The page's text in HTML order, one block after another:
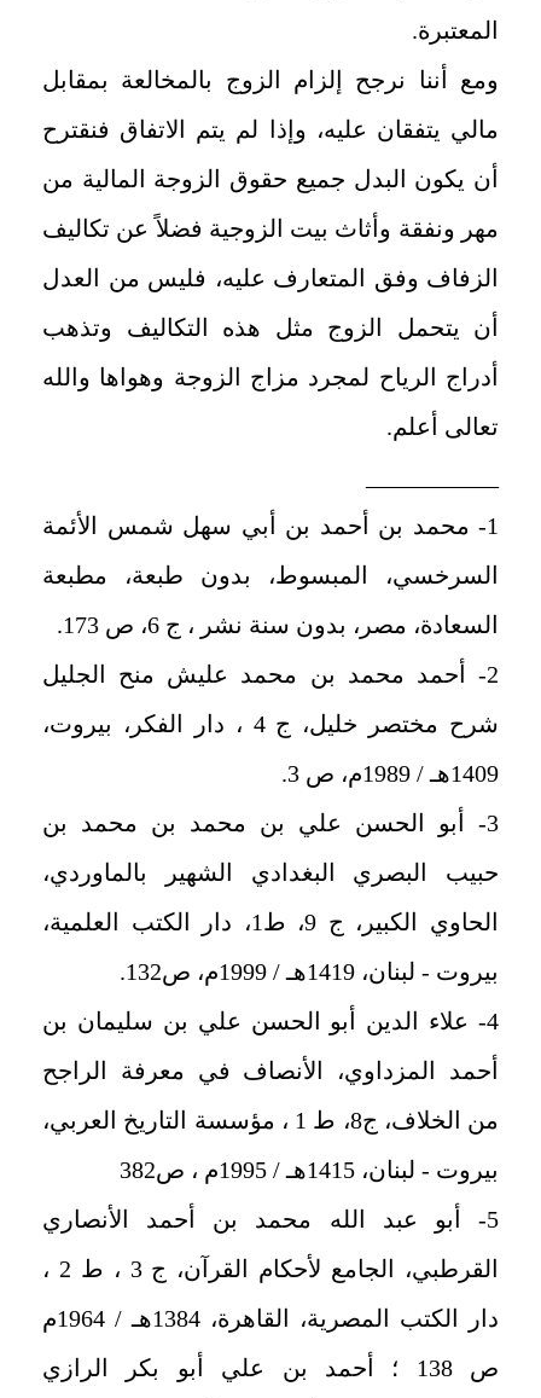
المعتبرة.
ومع أننا نرجح إلزام الزوج بالمخالعة بمقابل
مالي يتفقان عليه، وإذا لم يتم الاتفاق فنقترح
أن يكون البدل جميع حقوق الزوجة المالية من
مهر ونفقة وأثاث بيت الزوجية فضلاً عن تكاليف
الزفاف وفق المتعارف عليه، فليس من العدل
أن يتحمل الزوج مثل هذه التكاليف وتذهب
أدراج الرياح لمجرد مزاج الزوجة وهواها والله
تعالى أعلم.
1- محمد بن أحمد بن أبي سهل شمس الأئمة
السرخسي، المبسوط، بدون طبعة، مطبعة
السعادة، مصر، بدون سنة نشر ، ج 6، ص 173.
2- أحمد محمد بن محمد عليش منح الجليل
شرح مختصر خليل، ج 4 ، دار الفكر، بيروت،
1409هـ / 1989م، ص 3.
3- أبو الحسن علي بن محمد بن محمد بن
حبيب البصري البغدادي الشهير بالماوردي،
الحاوي الكبير، ج 9، ط1، دار الكتب العلمية،
بيروت - لبنان، 1419هـ / 1999م، ص132.
4- علاء الدين أبو الحسن علي بن سليمان بن
أحمد المزداوي، الأنصاف في معرفة الراجح
من الخلاف، ج8، ط 1 ، مؤسسة التاريخ العربي،
بيروت - لبنان، 1415هـ / 1995م ، ص382
5- أبو عبد الله محمد بن أحمد الأنصاري
القرطبي، الجامع لأحكام القرآن، ج 3 ، ط 2 ،
دار الكتب المصرية، القاهرة، 1384هـ / 1964م
ص 138 ؛ أحمد بن علي أبو بكر الرازي